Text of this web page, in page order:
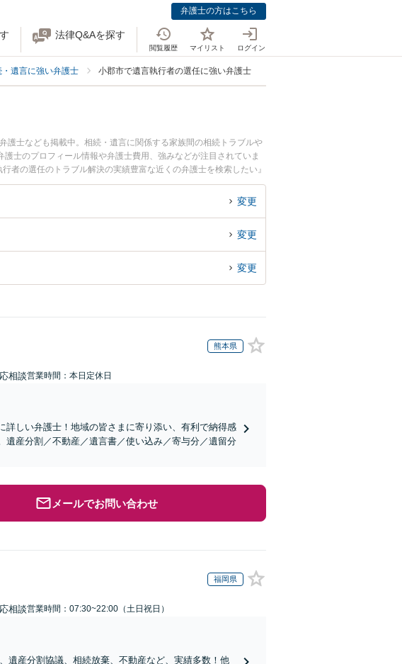
弁護士の方はこちら
法律Q&Aを探す
閲覧履歴 マイリスト ログイン
遺言に強い弁護士 小郡市で遺言執行者の選任に強い弁護士
護士なども掲載中。相続・遺言に関係する家族間の相続トラブルや
士のプロフィール情報や弁護士費用、強みなどが注目されていま
者の選任のトラブル解決の実績豊富な近くの弁護士を検索したい』
者さんにおすすめです。
変更
変更
変更
熊本県
相談営業時間：本日定休日
詳しい弁護士！地域の皆さまに寄り添い、有利で納得感
産分割／不動産／遺言書／使い込み／寄与分／遺留分
メールでお問い合わせ
福岡県
相談営業時間：07:30~22:00（土日祝日）
遺産分割協議、相続放棄、不動産など、実績多数！他